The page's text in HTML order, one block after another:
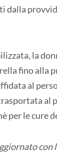
dalla
la
fino alla
al
al
per le cure
con